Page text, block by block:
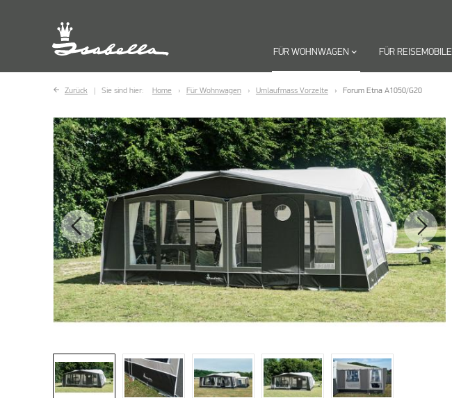
FÜR WOHNWAGEN keyboard_arrow_down FÜR REISEMOBILE
Zurück Sie sind hier: Home Für Wohnwagen Umlaufmass Vorzelte Forum Etna A1050/G20